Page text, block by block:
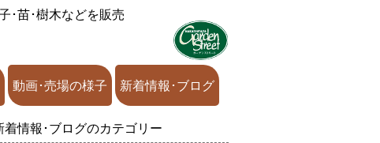
･苗･樹木などを販売
動画･売場の様子 新着情報･ブログ
着情報･ブログのカテゴリー